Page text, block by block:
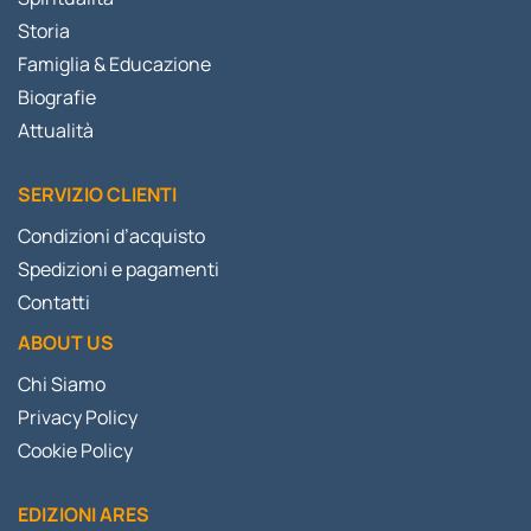
Storia
Famiglia & Educazione
Biografie
Attualità
SERVIZIO CLIENTI
Condizioni d’acquisto
Spedizioni e pagamenti
Contatti
ABOUT US
Chi Siamo
Privacy Policy
Cookie Policy
EDIZIONI ARES